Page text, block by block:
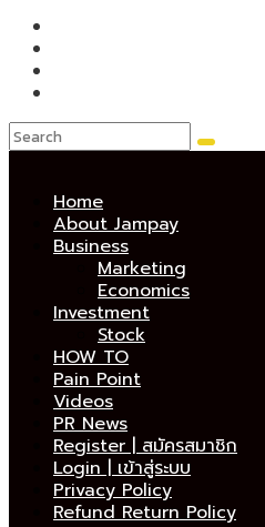
Home
About Jampay
Business
Marketing
Economics
Investment
Stock
HOW TO
Pain Point
Videos
PR News
Register | สมัครสมาชิก
Login | เข้าสู่ระบบ
Privacy Policy
Refund Return Policy